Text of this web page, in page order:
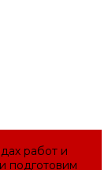
работ и
подготовим